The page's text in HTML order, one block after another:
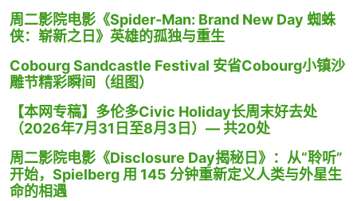
周二影院电影《Spider-Man: Brand New Day 蜘蛛
侠：崭新之日》英雄的孤独与重生
Cobourg Sandcastle Festival 安省Cobourg小镇沙
雕节精彩瞬间（组图）
【本网专稿】多伦多Civic Holiday长周末好去处
（2026年7月31日至8月3日）— 共20处
周二影院电影《Disclosure Day揭秘日》：从“聆听”
开始，Spielberg 用 145 分钟重新定义人类与外星生
命的相遇